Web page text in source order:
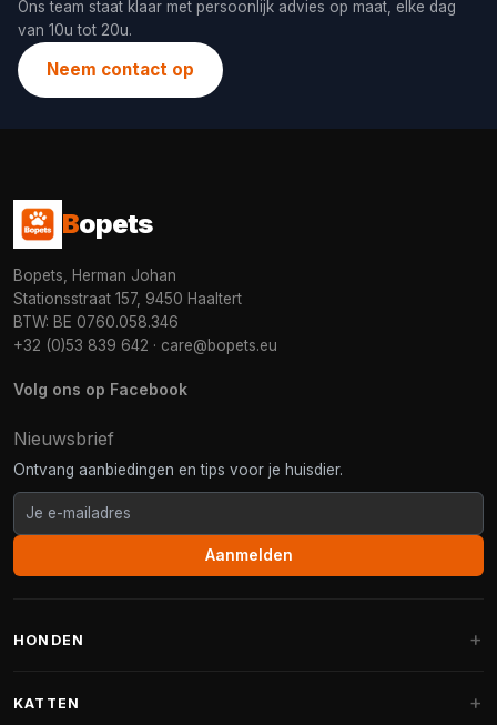
Ons team staat klaar met persoonlijk advies op maat, elke dag
van 10u tot 20u.
Neem contact op
Bopets
Bopets, Herman Johan
Stationsstraat 157, 9450 Haaltert
BTW: BE 0760.058.346
+32 (0)53 839 642 · care@bopets.eu
Volg ons op Facebook
Nieuwsbrief
Ontvang aanbiedingen en tips voor je huisdier.
Aanmelden
HONDEN
KATTEN